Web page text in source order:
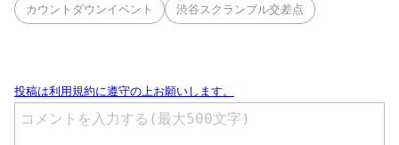
カウントダウンイベント 渋谷スクランブル交差点